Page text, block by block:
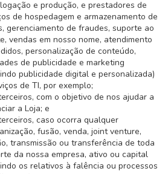
e produção, e prestadores de
de hospedagem e armazenamento de
gerenciamento de fraudes, suporte ao
vendas em nosso nome, atendimento
personalização de conteúdo,
de publicidade e marketing
publicidade digital e personalizada)
de TI, por exemplo;
com o objetivo de nos ajudar a
a Loja; e
caso ocorra qualquer
fusão, venda, joint venture,
transmissão ou transferência de toda
da nossa empresa, ativo ou capital
os relativos à falência ou processos